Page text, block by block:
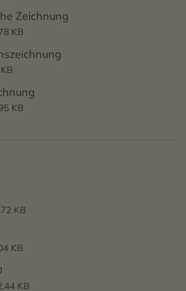
Zeichnung
KB
KB
KB
KB
KB